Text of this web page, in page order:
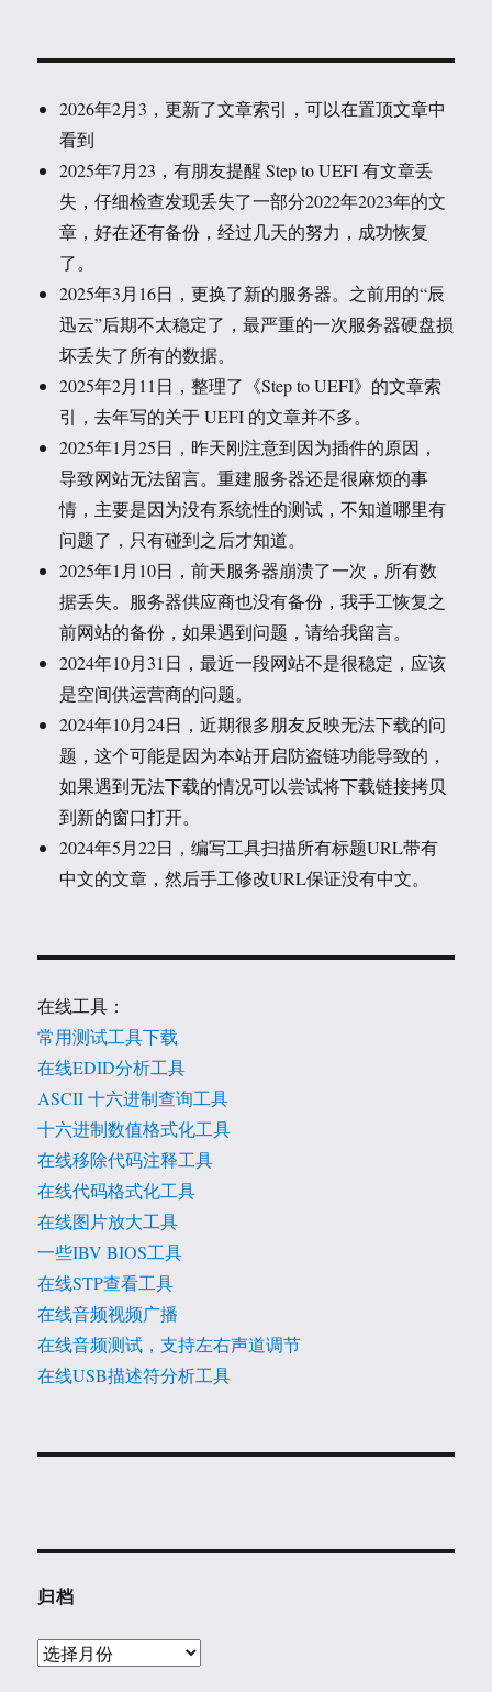
2026年2月3，更新了文章索引，可以在置顶文章中
看到
2025年7月23，有朋友提醒 Step to UEFI 有文章丢
失，仔细检查发现丢失了一部分2022年2023年的文
章，好在还有备份，经过几天的努力，成功恢复
了。
2025年3月16日，更换了新的服务器。之前用的“辰
迅云”后期不太稳定了，最严重的一次服务器硬盘损
坏丢失了所有的数据。
2025年2月11日，整理了《Step to UEFI》的文章索
引，去年写的关于 UEFI 的文章并不多。
2025年1月25日，昨天刚注意到因为插件的原因，
导致网站无法留言。重建服务器还是很麻烦的事
情，主要是因为没有系统性的测试，不知道哪里有
问题了，只有碰到之后才知道。
2025年1月10日，前天服务器崩溃了一次，所有数
据丢失。服务器供应商也没有备份，我手工恢复之
前网站的备份，如果遇到问题，请给我留言。
2024年10月31日，最近一段网站不是很稳定，应该
是空间供运营商的问题。
2024年10月24日，近期很多朋友反映无法下载的问
题，这个可能是因为本站开启防盗链功能导致的，
如果遇到无法下载的情况可以尝试将下载链接拷贝
到新的窗口打开。
2024年5月22日，编写工具扫描所有标题URL带有
中文的文章，然后手工修改URL保证没有中文。
在线工具：
常用测试工具下载
在线EDID分析工具
ASCII 十六进制查询工具
十六进制数值格式化工具
在线移除代码注释工具
在线代码格式化工具
在线图片放大工具
一些IBV BIOS工具
在线STP查看工具
在线音频视频广播
在线音频测试，支持左右声道调节
在线USB描述符分析工具
归档
归